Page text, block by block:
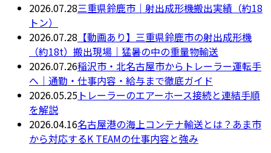
2026.07.28三重県鈴鹿市｜射出成形機搬出実績（約18
トン）
2026.07.28 【動画あり】三重県鈴鹿市の射出成形機
（約18t）搬出現場｜猛暑の中の重量物輸送
2026.07.26稲沢市・北名古屋市からトレーラー運転手
へ｜通勤・仕事内容・給与まで徹底ガイド
2026.05.25 トレーラーのエアーホース接続と連結手順
を解説
2026.04.16名古屋港の海上コンテナ輸送とは？あま市
から対応するK TEAMの仕事内容と強み